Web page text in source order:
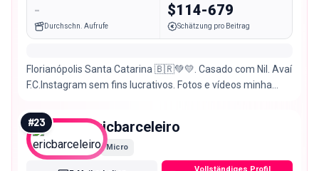
-
Durchschn. Aufrufe
$114-679
Schätzung pro Beitrag
Florianópolis Santa Catarina 🇧🇷💚💛. Casado com Nil. Avaí
F.C.Instagram sem fins lucrativos. Fotos e vídeos minha
#23 ericbarceleiro
Micro